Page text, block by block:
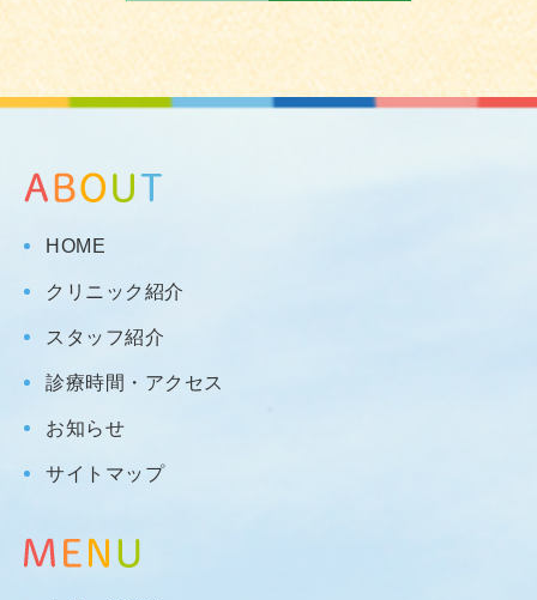
HOME
クリニック紹介
スタッフ紹介
診療時間・アクセス
お知らせ
サイトマップ